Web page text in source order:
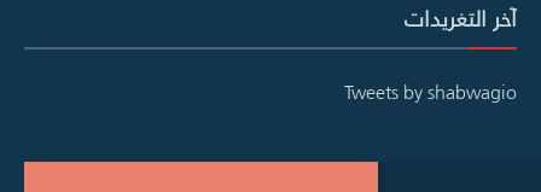
آخر التغريدات
Tweets by shabwagio